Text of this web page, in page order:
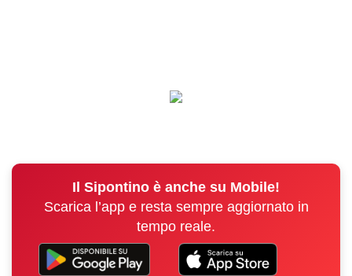
Il Sipontino è anche su Mobile!
Scarica l’app e resta sempre aggiornato in
tempo reale.